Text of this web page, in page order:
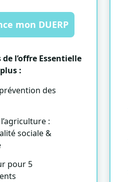
mon DUERP
l’offre Essentielle
plus :
des
:
sociale &
pour 5